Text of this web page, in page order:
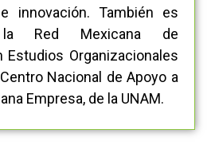
innovación. También es
Red Mexicana de
Estudios Organizacionales
Nacional de Apoyo a
Empresa, de la UNAM.